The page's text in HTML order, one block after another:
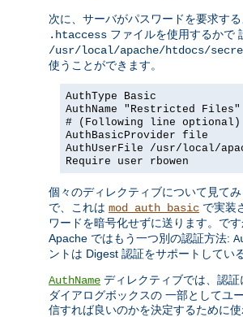
次に、サーバがパスワードを要求す
.htaccess ファイルを使用するかで
/usr/local/apache/htdocs/
使うことができます。
AuthType Basic
AuthName "Restricted Files"
# (Following line optional)
AuthBasicProvider file
AuthUserFile /usr/local/
Require user rbowen
個々のディレクティブについて見てみ
で、これは mod_auth_basic で実装
ワードを暗号化せずに送ります。で
Apache ではもう一つ別の認証方法:
ントは Digest 認証をサポートしてい
AuthName ディレクティブでは、認証
ダイアログボックスの 一部としてユ
信すれば良いのかを決定するために使